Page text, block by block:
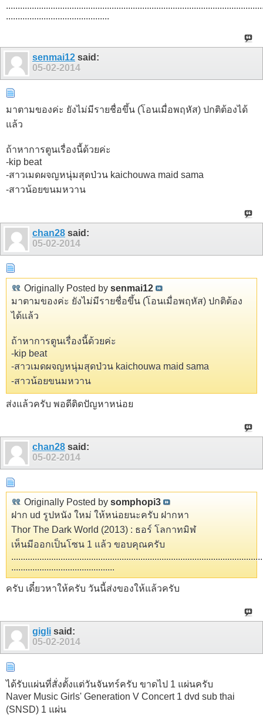
............................................
senmai12 said:
05-02-2014
มาตามของค่ะ ยังไม่มีรายชื่อขึ้น (โอนเมื่อพฤหัส) ปกติต้องได้
แล้ว
ถ้าหาการตูนเรื่องนี้ด้วยค่ะ
-kip beat
-สาวเมดผจญหนุ่มสุดป่วน kaichouwa maid sama
-สาวน้อยขนมหวาน
chan28 said:
05-02-2014
Originally Posted by senmai12
มาตามของค่ะ ยังไม่มีรายชื่อขึ้น (โอนเมื่อพฤหัส) ปกติต้อง
ได้แล้ว
ถ้าหาการตูนเรื่องนี้ด้วยค่ะ
-kip beat
-สาวเมดผจญหนุ่มสุดป่วน kaichouwa maid sama
-สาวน้อยขนมหวาน
ส่งแล้วครับ พอดีติดปัญหาหน่อย
chan28 said:
05-02-2014
Originally Posted by somphopi3
ฝาก ud รูปหนัง ใหม่ ให้หน่อยนะครับ ฝากหา
Thor The Dark World (2013) : ธอร์ โลกาทมิฬ
เห็นมีออกเป็นโซน 1 แล้ว ขอบคุณครับ
............................................
ครับ เดี๋ยวหาให้ครับ วันนี้ส่งของให้แล้วครับ
gigli said:
05-02-2014
ได้รับแผ่นที่สั่งตั้งแต่วันจันทร์ครับ ขาดไป 1 แผ่นครับ
Naver Music Girls' Generation V Concert 1 dvd sub thai
(SNSD) 1 แผ่น